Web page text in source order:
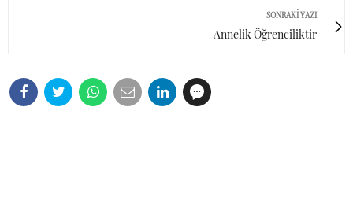
SONRAKI YAZI
Annelik Öğrenciliktir